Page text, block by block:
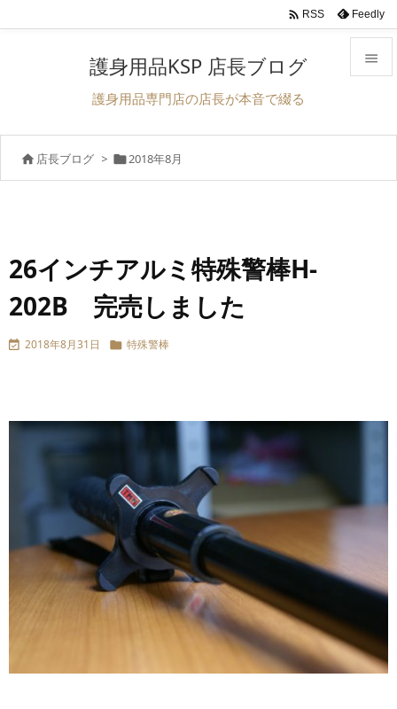


 RSS Feedly
護身用品KSP 店長ブログ
護身用品専門店の店長が本音で綴る
 店長ブログ > 2018年8月
26インチアルミ特殊警棒H-
202B 完売しました
 2018年8月31日  特殊警棒